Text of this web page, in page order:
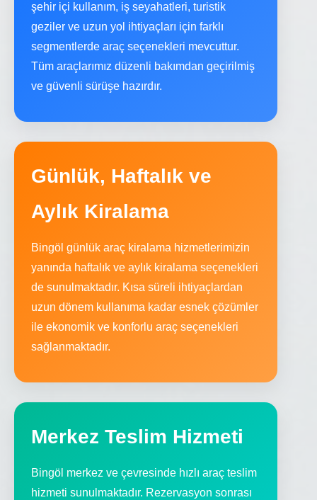
şehir içi kullanım, iş seyahatleri, turistik
geziler ve uzun yol ihtiyaçları için farklı
segmentlerde araç seçenekleri mevcuttur.
Tüm araçlarımız düzenli bakımdan geçirilmiş
ve güvenli sürüşe hazırdır.
Günlük, Haftalık ve
Aylık Kiralama
Bingöl günlük araç kiralama hizmetlerimizin
yanında haftalık ve aylık kiralama seçenekleri
de sunulmaktadır. Kısa süreli ihtiyaçlardan
uzun dönem kullanıma kadar esnek çözümler
ile ekonomik ve konforlu araç seçenekleri
sağlanmaktadır.
Merkez Teslim Hizmeti
Bingöl merkez ve çevresinde hızlı araç teslim
hizmeti sunulmaktadır. Rezervasyon sonrası